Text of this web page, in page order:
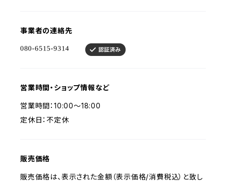
事業者の連絡先
営業時間・ショップ情報など
営業時間：10:00〜18:00
定休日：不定休
販売価格
販売価格は、表示された金額（表示価格/消費税込）と致し